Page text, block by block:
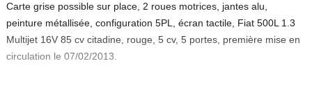
Carte grise possible sur place, 2 roues motrices, jantes alu,
peinture métallisée, configuration 5PL, écran tactile, Fiat 500L 1.3
Multijet 16V 85 cv citadine, rouge, 5 cv, 5 portes, première mise en
circulation le 07/02/2013.